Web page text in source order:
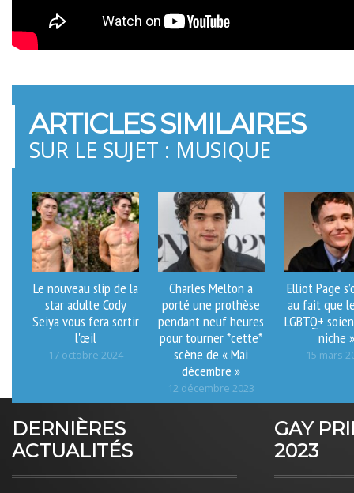
ARTICLES SIMILAIRES
SUR LE SUJET : MUSIQUE
Le nouveau slip de la
star adulte Cody
Seiya vous fera sortir
l'œil
17 octobre 2024
Charles Melton a
porté une prothèse
pendant neuf heures
pour tourner *cette*
scène de « Mai
décembre »
12 décembre 2023
Elliot Page
au fait que
LGBTQ+
niche
15 mars
DERNIÈRES
ACTUALITÉS
GAY
2023